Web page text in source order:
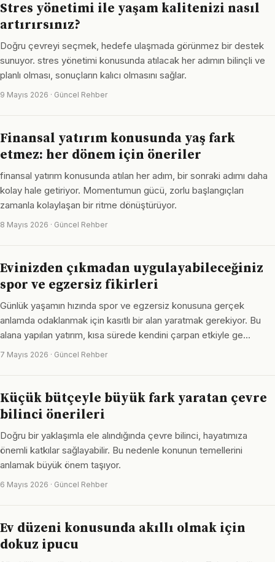
Stres yönetimi ile yaşam kalitenizi nasıl
artırırsınız?
Doğru çevreyi seçmek, hedefe ulaşmada görünmez bir destek
sunuyor. stres yönetimi konusunda atılacak her adımın bilinçli ve
planlı olması, sonuçların kalıcı olmasını sağlar.
9 Mayıs 2026 · Güncel Rehber
Finansal yatırım konusunda yaş fark
etmez: her dönem için öneriler
finansal yatırım konusunda atılan her adım, bir sonraki adımı daha
kolay hale getiriyor. Momentumun gücü, zorlu başlangıçları
zamanla kolaylaşan bir ritme dönüştürüyor.
8 Mayıs 2026 · Güncel Rehber
Evinizden çıkmadan uygulayabileceğiniz
spor ve egzersiz fikirleri
Günlük yaşamın hızında spor ve egzersiz konusuna gerçek
anlamda odaklanmak için kasıtlı bir alan yaratmak gerekiyor. Bu
alana yapılan yatırım, kısa sürede kendini çarpan etkiyle ge…
7 Mayıs 2026 · Güncel Rehber
Küçük bütçeyle büyük fark yaratan çevre
bilinci önerileri
Doğru bir yaklaşımla ele alındığında çevre bilinci, hayatımıza
önemli katkılar sağlayabilir. Bu nedenle konunun temellerini
anlamak büyük önem taşıyor.
6 Mayıs 2026 · Güncel Rehber
Ev düzeni konusunda akıllı olmak için
dokuz ipucu